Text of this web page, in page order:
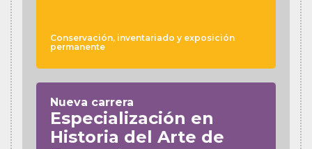
Conservación, inventariado y exposición
permanente
Nueva carrera
Especialización en
Historia del Arte de